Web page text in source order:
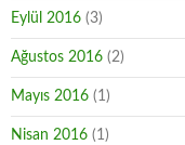
Eylül 2016 (3)
Ağustos 2016 (2)
Mayıs 2016 (1)
Nisan 2016 (1)